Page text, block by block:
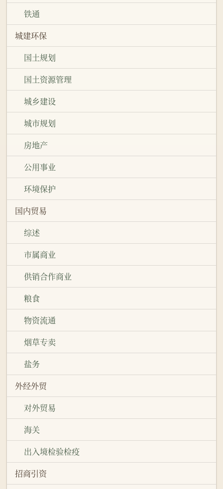
铁通
城建环保
国土规划
国土资源管理
城乡建设
城市规划
房地产
公用事业
环境保护
国内贸易
综述
市属商业
供销合作商业
粮食
物资流通
烟草专卖
盐务
外经外贸
对外贸易
海关
出入境检验检疫
招商引资